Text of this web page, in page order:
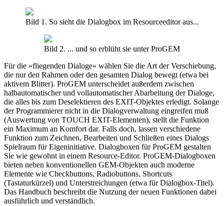
Bild 1. So sieht die Dialogbox im Resourceeditor aus...
Bild 2. ... und so erblüht sie unter ProGEM
Für die »fliegenden Dialoge« wählen Sie die Art der Verschiebung,
die nur den Rahmen oder den gesamten Dialog bewegt (etwa bei
aktivem Blitter). ProGEM unterscheidet außerdem zwischen
halbautomatischer und vollautomatischer Abarbeitung der Dialoge,
die alles bis zum Deselektieren des EXIT-Objektes erledigt. Solange
der Programmierer nicht in die Dialogverwaltung eingreifen muß
(Auswertung von TOUCH EXIT-Elementen), stellt die Funktion
ein Maximum an Komfort dar. Falls doch, lassen verschiedene
Funktion zum Zeichnen, Bearbeiten und Schließen eines Dialogs
Spielraum für Eigeninitiative. Dialogboxen für ProGEM gestalten
Sie wie gewohnt in einem Resource-Editor. ProGEM-Dialogboxen
bieten neben konventionellen GEM-Objekten auch moderne
Elemente wie Checkbuttons, Radiobuttons, Shortcuts
(Tastaturkürzel) und Unterstreichungen (etwa für Dialogbox-Titel).
Das Handbuch beschreibt die Nutzung der neuen Funktionen dabei
ausführlich und verständlich.